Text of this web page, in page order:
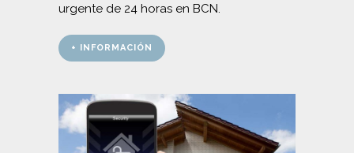
urgente de 24 horas en BCN.
+ INFORMACIÓN